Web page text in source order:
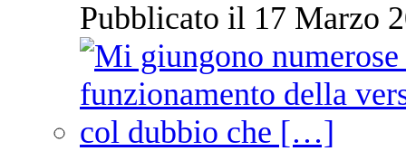
Pubblicato il 17 Marzo